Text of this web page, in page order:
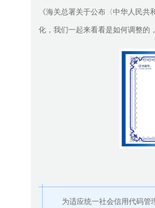
《海关总署关于公布〈中华人民
化，我们一起来看看是如何调整的
为适应统一社会信用代码管